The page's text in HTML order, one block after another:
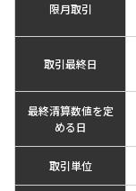
限月取引
取引最終日
最終清算数値を定
める日
取引単位